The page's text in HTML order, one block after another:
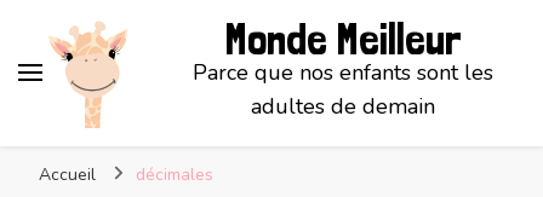
Monde Meilleur
Parce que nos enfants sont les
adultes de demain
Accueil décimales